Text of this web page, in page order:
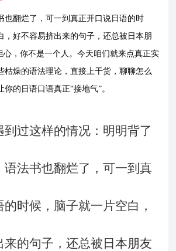
也翻烂了，可一到真正开口说日语的时
，好不容易挤出来的句子，还总被日本朋
心，你不是一个人。今天咱们就来点真正实
枯燥的语法理论，直接上干货，聊聊怎么
的日语口语真正“接地气”。
到过这样的情况：明明背了
语法书也翻烂了，可一到真
时候，脑子就一片空白，
来的句子，还总被日本朋友